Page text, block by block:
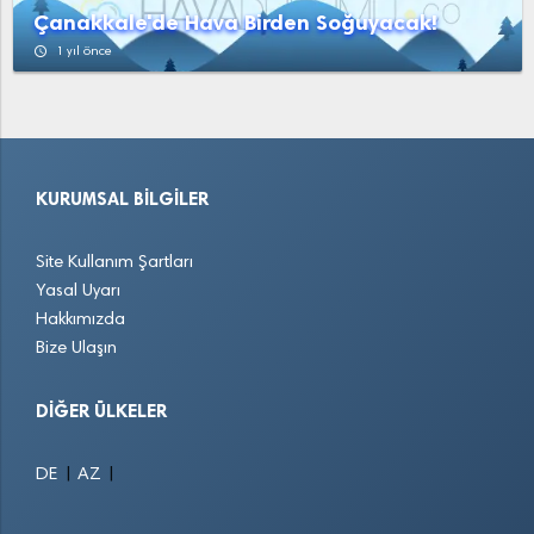
Çanakkale'de Hava Birden Soğuyacak!
access_time 1 yıl önce
KURUMSAL BILGILER
Site Kullanım Şartları
Yasal Uyarı
Hakkımızda
Bize Ulaşın
DIĞER ÜLKELER
DE AZ